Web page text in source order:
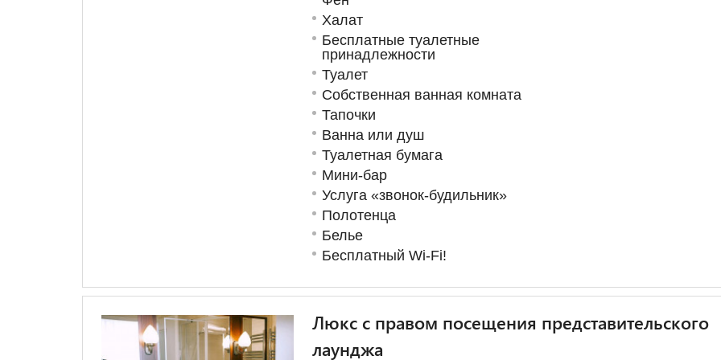
Халат
Бесплатные туалетные
принадлежности
Туалет
Собственная ванная комната
Тапочки
Ванна или душ
Туалетная бумага
Мини-бар
Услуга «звонок-будильник»
Полотенца
Белье
Бесплатный Wi-Fi!
Люкс с правом посещения представительского
лаунджа